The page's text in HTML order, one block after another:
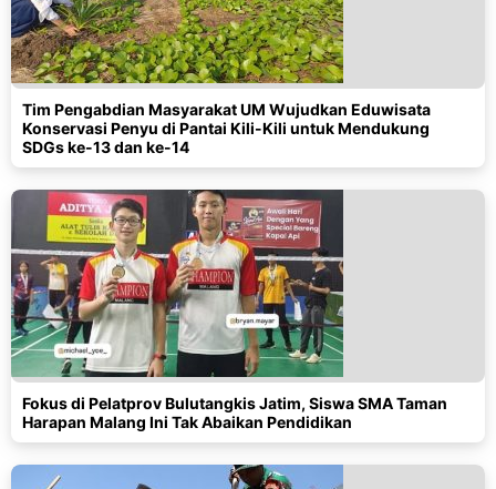
Tim Pengabdian Masyarakat UM Wujudkan Eduwisata
Konservasi Penyu di Pantai Kili-Kili untuk Mendukung
SDGs ke-13 dan ke-14
Fokus di Pelatprov Bulutangkis Jatim, Siswa SMA Taman
Harapan Malang Ini Tak Abaikan Pendidikan